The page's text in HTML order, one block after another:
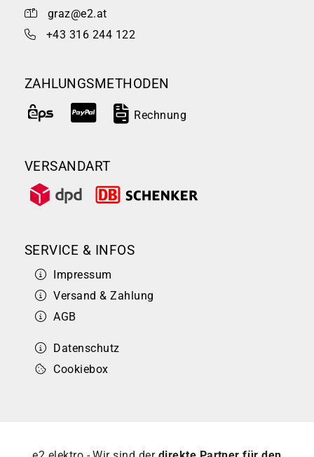
graz@e2.at
+43 316 244 122
ZAHLUNGSMETHODEN
Rechnung
VERSANDART
SERVICE & INFOS
Impressum
Versand & Zahlung
AGB
Datenschutz
Cookiebox